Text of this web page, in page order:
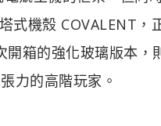
式機殼 COVALENT，
箱的強化玻璃版本，
力的高階玩家。